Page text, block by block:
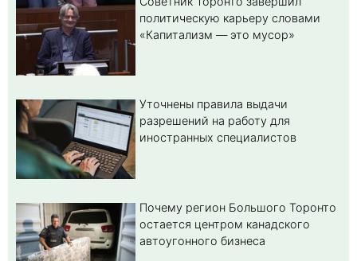
политическую карьеру словами
«Капитализм — это мусор»
Уточнены правила выдачи
разрешений на работу для
иностранных специалистов
Почему регион Большого Торонто
остается центром канадского
автоугонного бизнеса